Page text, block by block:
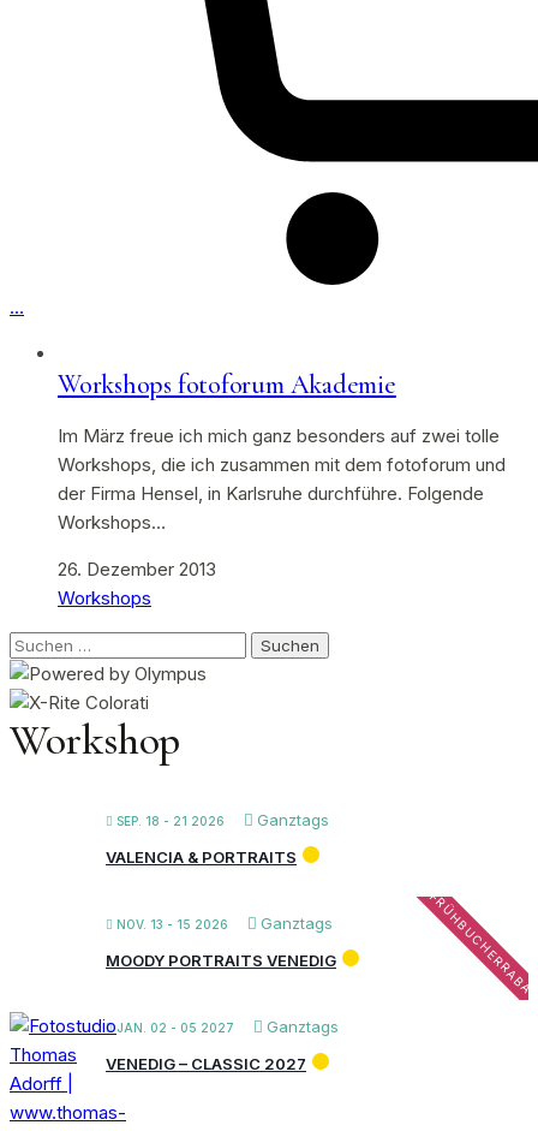
…
Workshops fotoforum Akademie
Im März freue ich mich ganz besonders auf zwei tolle
Workshops, die ich zusammen mit dem fotoforum und
der Firma Hensel, in Karlsruhe durchführe. Folgende
Workshops…
26. Dezember 2013
Workshops
Suchen
nach:
Workshop
SEP. 18 - 21 2026
Ganztags
VALENCIA & PORTRAITS
NOV. 13 - 15 2026 Ganztags
MOODY PORTRAITS VENEDIG
JAN. 02 - 05 2027
Ganztags
VENEDIG – CLASSIC 2027